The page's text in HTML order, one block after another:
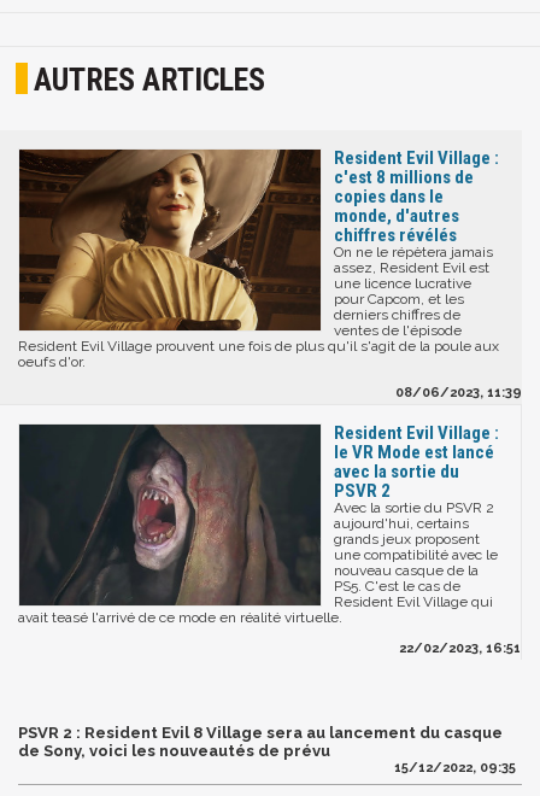
AUTRES ARTICLES
Resident Evil Village :
c'est 8 millions de
copies dans le
monde, d'autres
chiffres révélés
On ne le répètera jamais
assez, Resident Evil est
une licence lucrative
pour Capcom, et les
derniers chiffres de
ventes de l'épisode
Resident Evil Village prouvent une fois de plus qu'il s'agit de la poule aux
oeufs d'or.
08/06/2023, 11:39
Resident Evil Village :
le VR Mode est lancé
avec la sortie du
PSVR 2
Avec la sortie du PSVR 2
aujourd'hui, certains
grands jeux proposent
une compatibilité avec le
nouveau casque de la
PS5. C'est le cas de
Resident Evil Village qui
avait teasé l'arrivé de ce mode en réalité virtuelle.
22/02/2023, 16:51
PSVR 2 : Resident Evil 8 Village sera au lancement du casque
de Sony, voici les nouveautés de prévu
15/12/2022, 09:35